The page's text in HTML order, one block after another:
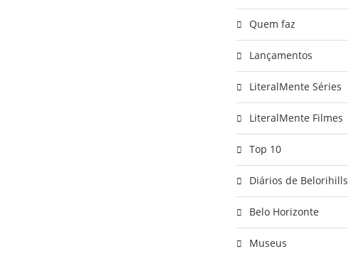
Quem faz
Lançamentos
LiteralMente Séries
LiteralMente Filmes
Top 10
Diários de Belorihills
Belo Horizonte
Museus